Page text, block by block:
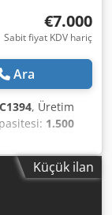
€7.000
Sabit fiyat KDV hariç
Ara
, Üretim
1.500
mm, batarya
SeriKüçük ilan